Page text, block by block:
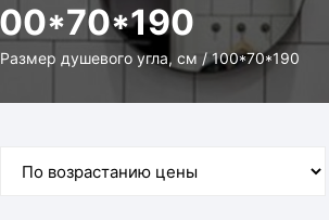
душевого угла, см / 100*70*190